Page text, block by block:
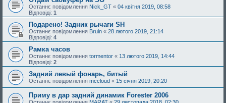
Останнє повідомлення Nick_GT « 04 квітня 2019, 08:58
Відповіді: 1
Подарено! Задник рычаги SH
Останнє повідомлення Bruin « 28 лютого 2019, 21:14
Відповіді: 4
Рамка часов
Останнє повідомлення tormentor « 13 лютого 2019, 14:44
Відповіді: 2
Задний левый фонарь, битый
Останнє повідомлення mccloud « 15 січня 2019, 20:20
Приму в дар задний динамик Forester 2006